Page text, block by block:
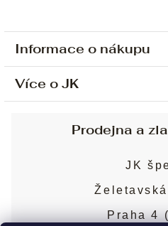
Informace o nákupu
Ochrana osobních
Sjednání osobní
Obchodní podmínky
Puncovní značky
Více o JK
Blog
Prodejna a
JK
Praha 4 (